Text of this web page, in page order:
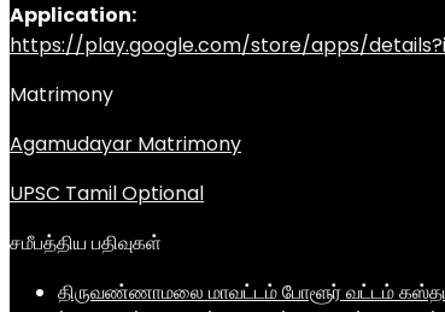
Application:
https://play.google.com/store/apps/
Matrimony
Agamudayar Matrimony
UPSC Tamil Optional
சமீபத்திய பதிவுகள்
திருவண்ணாமலை மாவட்டம் போளூர் வட்டம்